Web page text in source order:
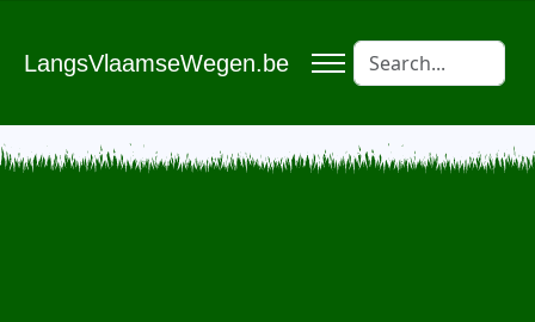
LangsVlaamseWegen.be